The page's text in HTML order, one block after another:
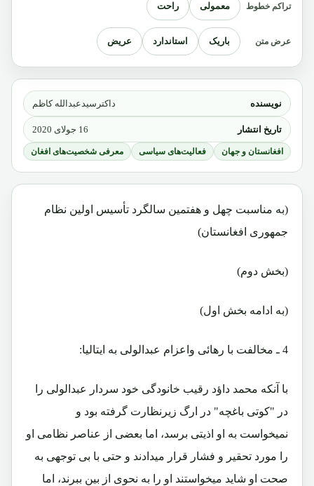
نویسنده داکترسیدعبدالله کاظم
تاریخ انتشار 16 جولای 2020
افغانستان و جهان فعالیت‌های سیاسی معرفی شخصیت‌های افغان
(به مناسبت چهل و هفتمین سالگرد تأسیس اولین نظام
جمهوری افغانستان)
(بخش دوم)
(به ادامه بخش اول)
4 ـ مخالفت با رهائی واعزام عبدالولی به ایتالیا:
با آنکه محمد داؤد رقیب خانودگی خود سردار عبدالولی را
در "کوتی باغچه" در ارگ زیرنظارت گرفته بود و
نمیخواست به او اذیتی برسد، اما بعضی از عناصر نظامی او
را مورد تحقیر و فشار قرار میدادند و حتی با بی توجهی به
صحت او شاید میخواستند او را به نحوی از بین ببرند، اما
تراکم خطوط معمولی راحت
عرض متن باریک استاندارد عریض